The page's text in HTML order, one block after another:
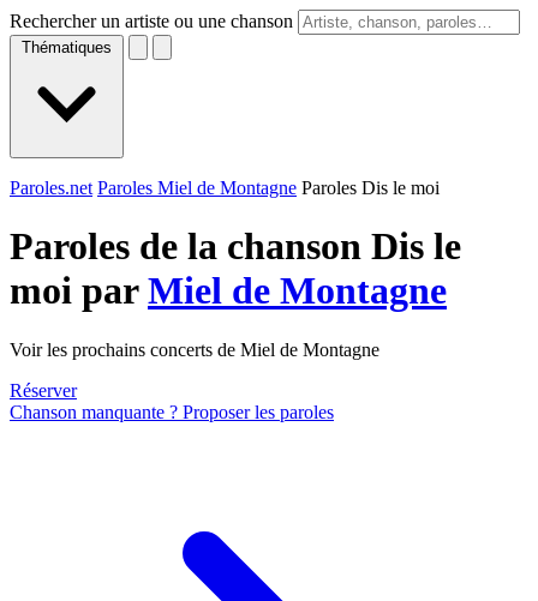
Rechercher un artiste ou une chanson
Thématiques
Paroles.net Paroles Miel de Montagne Paroles Dis le moi
Paroles de la chanson Dis le
moi parMiel de Montagne
Voir les prochains concerts de Miel de Montagne
Réserver
Chanson manquante ? Proposer les paroles